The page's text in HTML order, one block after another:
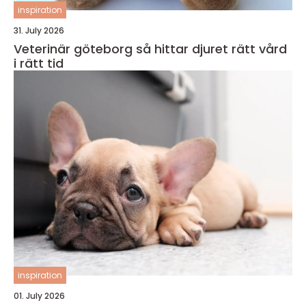
inspiration
31. July 2026
Veterinär göteborg så hittar djuret rätt vård
i rätt tid
inspiration
01. July 2026